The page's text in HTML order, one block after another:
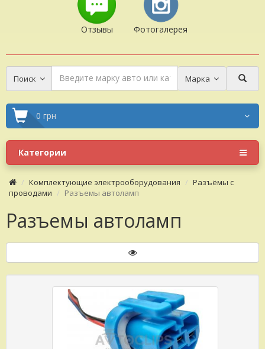
Отзывы Фотогалерея
Поиск Марка
0 грн
Категории
Комплектующие электрооборудования
Разъёмы с
проводами
Разъемы автоламп
Разъемы автоламп